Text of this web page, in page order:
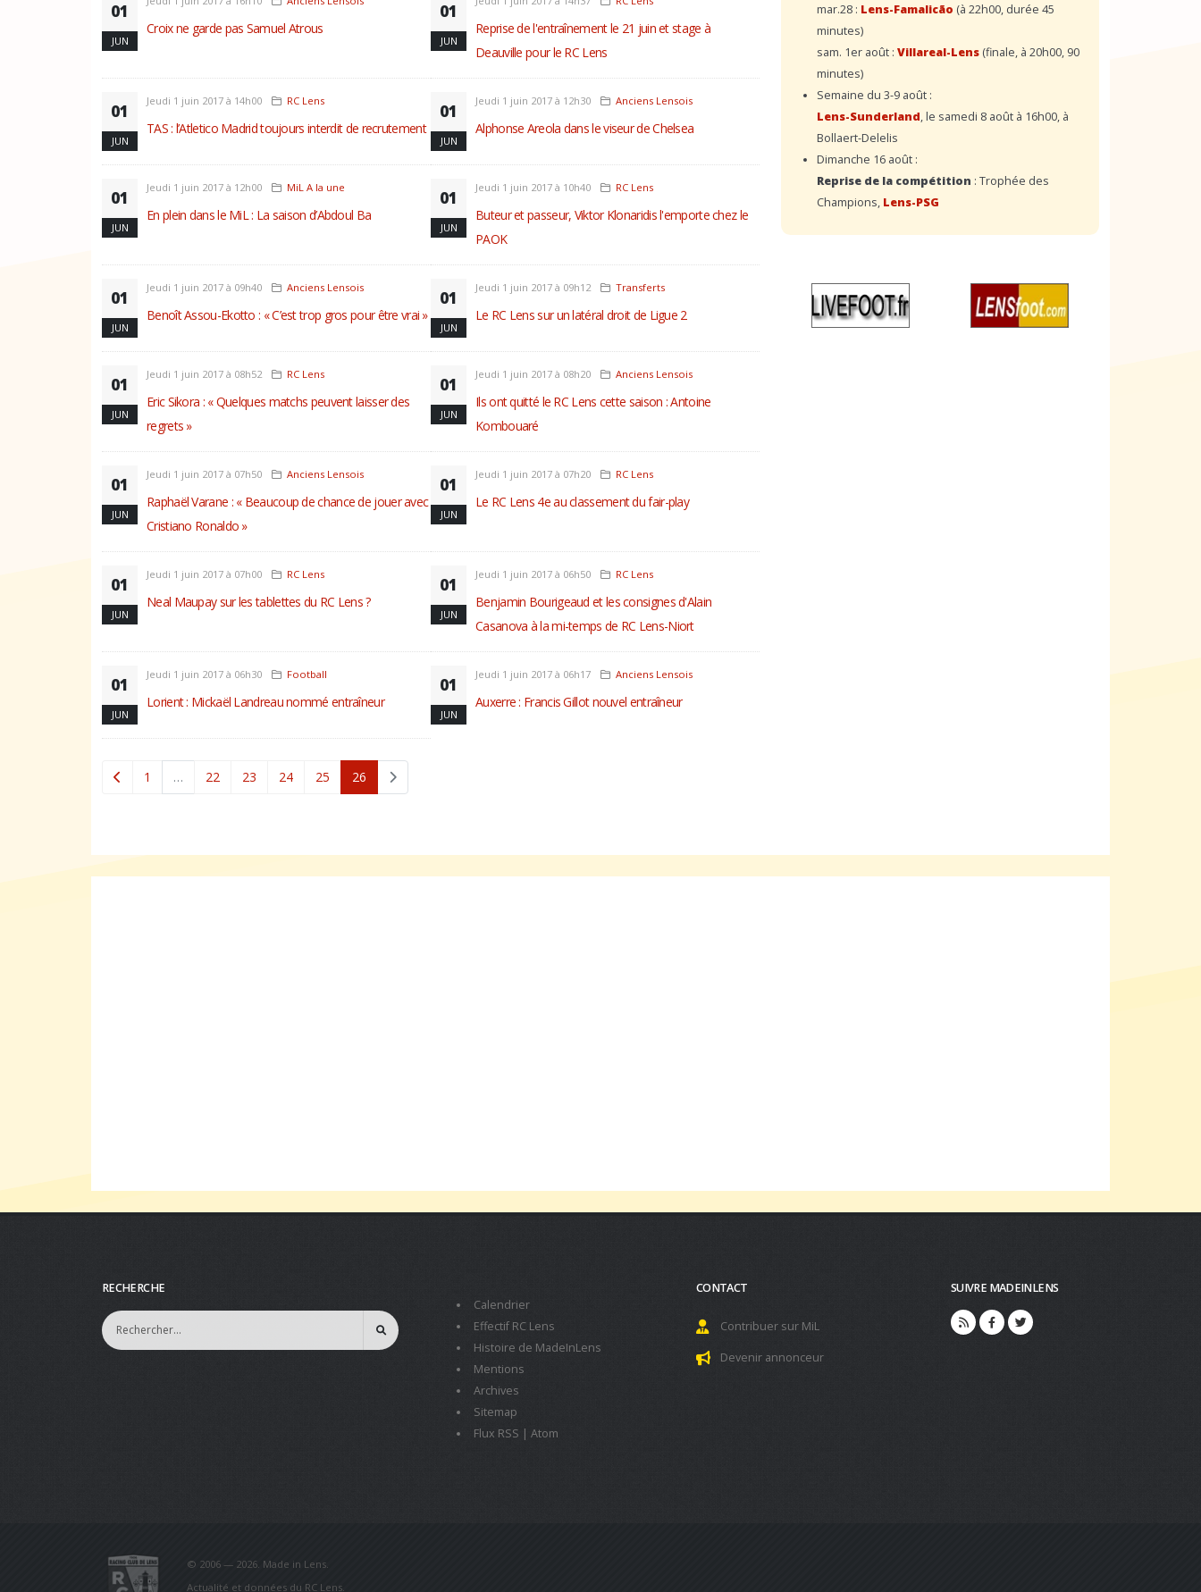
01
JUN
Croix ne garde pas Samuel Atrous
01
JUN
Reprise de l'entraînement le 21 juin et stage à
Deauville pour le RC Lens
01
JUN
Jeudi 1 juin 2017 à 14h00 RC Lens
TAS : l’Atletico Madrid toujours interdit de recrutement
01
JUN
Jeudi 1 juin 2017 à 12h30 Anciens Lensois
Alphonse Areola dans le viseur de Chelsea
01
JUN
Jeudi 1 juin 2017 à 12h00 MiL A la une
En plein dans le MiL : La saison d’Abdoul Ba
01
JUN
Jeudi 1 juin 2017 à 10h40 RC Lens
Buteur et passeur, Viktor Klonaridis l'emporte chez le
PAOK
01
JUN
Jeudi 1 juin 2017 à 09h40 Anciens Lensois
Benoît Assou-Ekotto : « C’est trop gros pour être vrai »
01
JUN
Jeudi 1 juin 2017 à 09h12 Transferts
Le RC Lens sur un latéral droit de Ligue 2
01
JUN
Jeudi 1 juin 2017 à 08h52 RC Lens
Eric Sikora : « Quelques matchs peuvent laisser des
regrets »
01
JUN
Jeudi 1 juin 2017 à 08h20 Anciens Lensois
Ils ont quitté le RC Lens cette saison : Antoine
Kombouaré
01
JUN
Jeudi 1 juin 2017 à 07h50 Anciens Lensois
Raphaël Varane : « Beaucoup de chance de jouer avec
Cristiano Ronaldo »
01
JUN
Jeudi 1 juin 2017 à 07h20 RC Lens
Le RC Lens 4e au classement du fair-play
01
JUN
Jeudi 1 juin 2017 à 07h00 RC Lens
Neal Maupay sur les tablettes du RC Lens ?
01
JUN
Jeudi 1 juin 2017 à 06h50 RC Lens
Benjamin Bourigeaud et les consignes d'Alain
Casanova à la mi-temps de RC Lens-Niort
01
JUN
Jeudi 1 juin 2017 à 06h30 Football
Lorient : Mickaël Landreau nommé entraîneur
01
JUN
Jeudi 1 juin 2017 à 06h17 Anciens Lensois
Auxerre : Francis Gillot nouvel entraîneur
1 … 22 23 24 25 26 (current)
mar.28 : Lens-Famalicão (à 22h00, durée 45
minutes)
sam. 1er août : Villareal-Lens (finale, à 20h00, 90
minutes)
Semaine du 3-9 août :
Lens-Sunderland, le samedi 8 août à 16h00, à
Bollaert-Delelis
Dimanche 16 août :
Reprise de la compétition : Trophée des
Champions, Lens-PSG
RECHERCHE
Calendrier
Effectif RC Lens
Histoire de MadeInLens
Mentions
Archives
Sitemap
Flux RSS | Atom
CONTACT
Contribuer sur MiL
Devenir annonceur
SUIVRE MADEINLENS
© 2006 — 2026. Made in Lens.
Actualité et données du RC Lens.